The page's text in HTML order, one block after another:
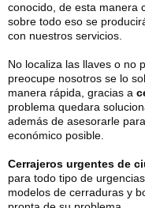
conocido, de esta manera
sobre todo eso se
con nuestros servicios.
No localiza las llaves o no
preocupe nosotros se lo
manera rápida, gracias a
problema quedara
además de asesorarle
económico posible.
Cerrajeros urgentes de
para todo tipo de
modelos de cerraduras y